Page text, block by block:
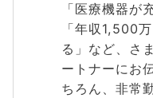
「医療機器が
「年収1,500
る」など、さ
ートナーにお
ちろん、非常